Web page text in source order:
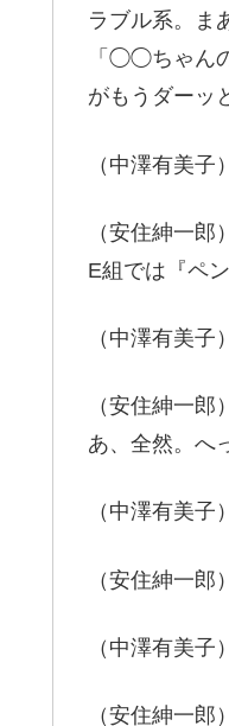
ラブル系。ま
「◯◯ちゃん
がもうダーッ
（中澤有美子
（安住紳一
E組では『ペ
（中澤有美子
（安住紳一
あ、全然。へ
（中澤有美子
（安住紳一
（中澤有美子
（安住紳一